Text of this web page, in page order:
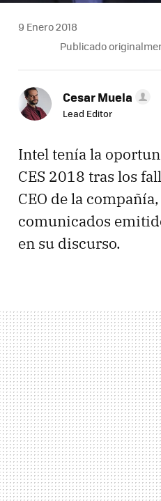
9 Enero 2018
Publicado
Cesar Muela
Lead Editor
Intel tenía la
CES 2018 tras los
CEO de la compañía,
comunicados
en su discurso.